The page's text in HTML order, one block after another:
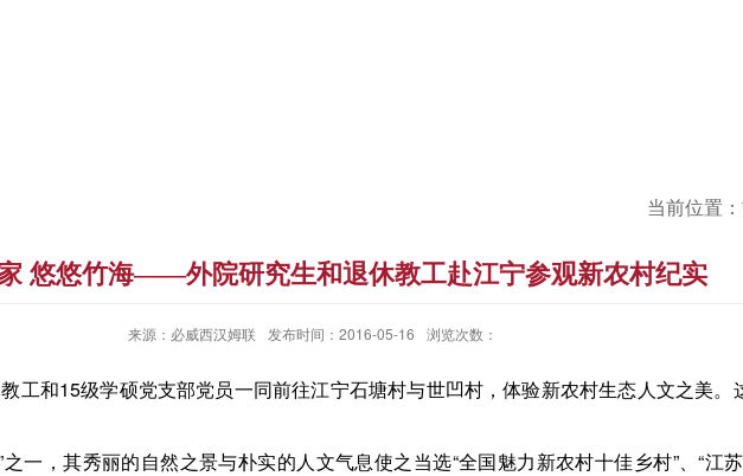
当前位置：
悠悠竹海——外院研究生和退休教工赴江宁参观新农村纪实
来源：必威西汉姆联 发布时间：2016-05-16 浏览次数：
工和15级学硕党支部党员一同前往江宁石塘村与世凹村，体验新农村生态人文之美。
一，其秀丽的自然之景与朴实的人文气息使之当选“全国魅力新农村十佳乡村”、“江